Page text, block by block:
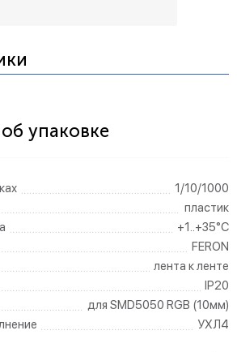
упаковке
1/10/1000
пластик
+1..+35°C
FERON
лента к ленте
IP20
для SMD5050 RGB (10мм)
УХЛ4